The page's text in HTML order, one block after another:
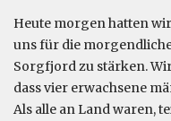
Heute morgen hatten
uns für die
Sorgfjord zu stärken.
dass vier erwachsene
Als alle an Land waren,